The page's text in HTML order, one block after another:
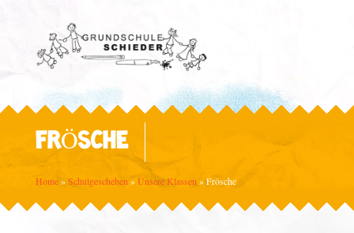
FRÖSCHE
Home » Schulgeschehen » Unsere Klassen »Frösche